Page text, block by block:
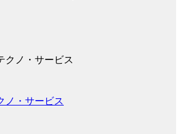
ノ・サービス